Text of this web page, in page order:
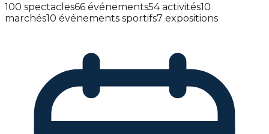
100 spectacles66 événements54 activités10
marchés10 événements sportifs7 expositions